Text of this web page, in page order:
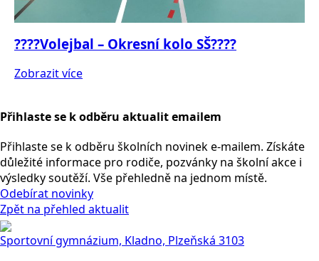
????Volejbal – Okresní kolo SŠ????
Zobrazit více
Přihlaste se k odběru aktualit emailem
Přihlaste se k odběru školních novinek e-mailem. Získáte
důležité informace pro rodiče, pozvánky na školní akce i
výsledky soutěží. Vše přehledně na jednom místě.
Odebírat novinky
Zpět na přehled aktualit
Sportovní gymnázium, Kladno, Plzeňská 3103